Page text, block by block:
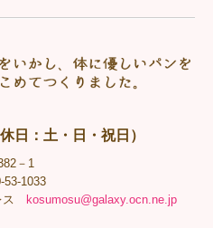
日：土・日・祝日）
－1
53-1033
ス
kosumosu@galaxy.ocn.ne.jp